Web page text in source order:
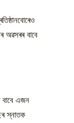
অৱসৰৰ বাবে
বাবে এজন
স্নাতক